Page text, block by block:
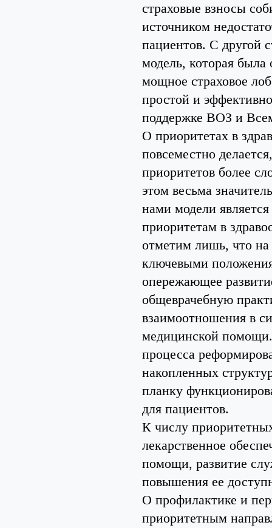
страховые взносы
источником
пациентов. С другой
модель, которая
мощное страховое
простой и
поддержке ВОЗ и
О приоритетах в
повсеместно
приоритетов более
этом весьма
нами модели
приоритетам в
отметим лишь, что
ключевыми
опережающее
общеврачебную
взаимоотношения в
медицинской помощи.
процесса
накопленных
планку
для пациентов.
К числу
лекарственное
помощи, развитие
повышения ее
О профилактике и
приоритетным